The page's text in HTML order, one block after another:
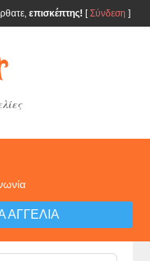
επισκέπτης! [Σύνδεση ]
ΑΓΓΕΛΊΑ